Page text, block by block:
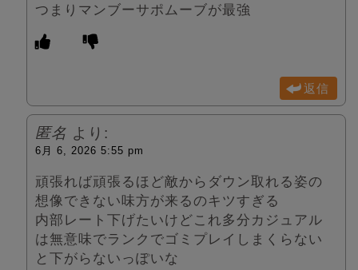
つまりマンブーサポムーブが最強
返信
匿名 より:
6月 6, 2026 5:55 pm
頑張れば頑張るほど敵からダウン取れる姿の
想像できない味方が来るのキツすぎる
内部レート下げたいけどこれ多分カジュアル
は無意味でランクでゴミプレイしまくらない
と下がらないっぽいな